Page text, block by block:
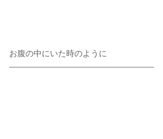
お腹の中にいた時のように